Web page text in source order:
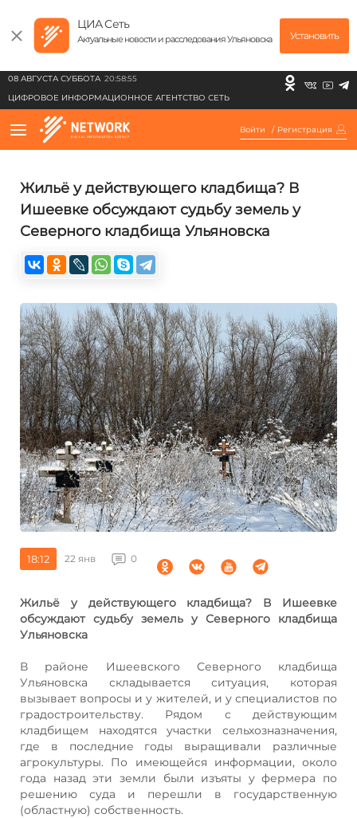
ЦИА Сеть
Актуальные новости и расследования Ульяновска Установить
08 АВГУСТА СУББОТА 20:58:55
ЦИФРОВОЕ ИНФОРМАЦИОННОЕ АГЕНТСТВО СЕТЬ
Войти / Регистрация
Жильё у действующего кладбища? В
Ишеевке обсуждают судьбу земель у
Северного кладбища Ульяновска
18:12 22 янв 0
Жильё у действующего кладбища? В Ишеевке
обсуждают судьбу земель у Северного кладбища
Ульяновска
В районе Ишеевского Северного кладбища
Ульяновска складывается ситуация, которая
вызывает вопросы и у жителей, и у специалистов по
градостроительству. Рядом с действующим
кладбищем находятся участки сельхозназначения,
где в последние годы выращивали различные
агрокультуры. По имеющейся информации, около
года назад эти земли были изъяты у фермера по
решению суда и перешли в государственную
(областную) собственность.